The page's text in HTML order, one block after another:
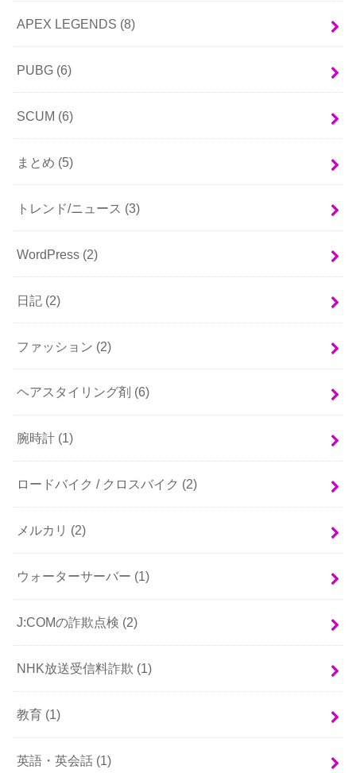
APEX LEGENDS (8)
PUBG (6)
SCUM (6)
まとめ (5)
トレンド/ニュース (3)
WordPress (2)
日記 (2)
ファッション (2)
ヘアスタイリング剤 (6)
腕時計 (1)
ロードバイク / クロスバイク (2)
メルカリ (2)
ウォーターサーバー (1)
J:COMの詐欺点検 (2)
NHK放送受信料詐欺 (1)
教育 (1)
英語・英会話 (1)